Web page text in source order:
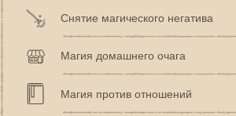
Снятие магического негатива
Магия домашнего очага
Магия против отношений